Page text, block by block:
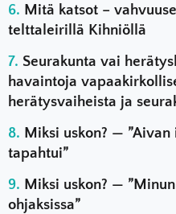
Mitä katsot –
telttaleirillä Kihniöllä
Seurakunta vai
havaintoja
herätysvaiheista ja
Miksi uskon? —
tapahtui”
Miksi uskon? —
ohjaksissa”